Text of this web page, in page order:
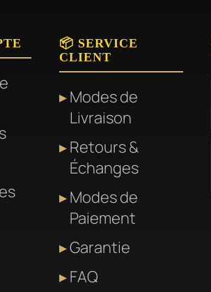
📦 SERVICE
CLIENT
Modes de
Livraison
Retours &
Échanges
Modes de
Paiement
Garantie
FAQ